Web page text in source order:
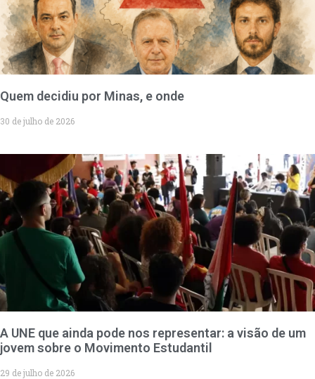
Quem decidiu por Minas, e onde
30 de julho de 2026
A UNE que ainda pode nos representar: a visão de um
jovem sobre o Movimento Estudantil
29 de julho de 2026